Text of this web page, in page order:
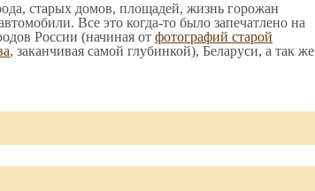
старых домов, площадей, жизнь горожан
Все это когда-то было запечатлено на
России (начиная от фотографий старой
, заканчивая самой глубинкой), Беларуси, а так же